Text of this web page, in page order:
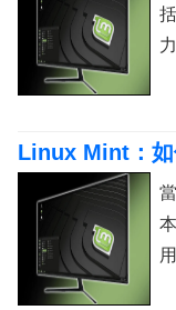
Linux Mint：如